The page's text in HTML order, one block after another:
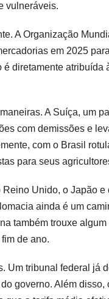
vulneráveis.
A Organização
em 2025
diretamente atribuída
A Suíça, um
com demissões e
com o Brasil
para seus
Unido, o Japão
ainda é um
também trouxe
de ano.
Um tribunal federal já
governo. Além